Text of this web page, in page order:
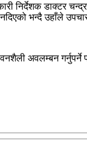
निर्देशक डाक्टर
भन्दै उहाँले
अवलम्बन गर्नुपर्ने